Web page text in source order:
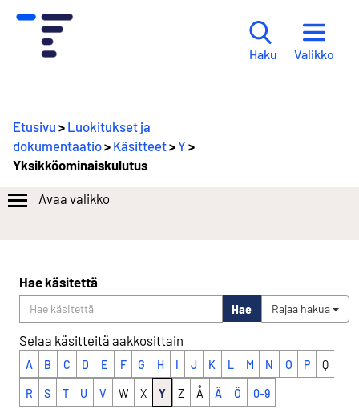
Haku Valikko
Etusivu > Luokitukset ja
dokumentaatio> Käsitteet>Y >
Yksikköominaiskulutus
Avaa valikko
Hae käsitettä
Hae Rajaa hakua
Selaa käsitteitä aakkosittain
A B C D E F G H I J K L M N O P Q
R S T U V W X Y Z Å Ä Ö 0-9